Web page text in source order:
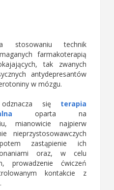
stosowaniu technik
farmakoterapią
tak zwanych
antydepresantów
w mózgu.
odznacza się terapia
oparta na
mianowicie najpierw
nieprzystosowawczych
zastąpienie ich
oraz, w celu
prowadzenie ćwiczeń
kontakcie z